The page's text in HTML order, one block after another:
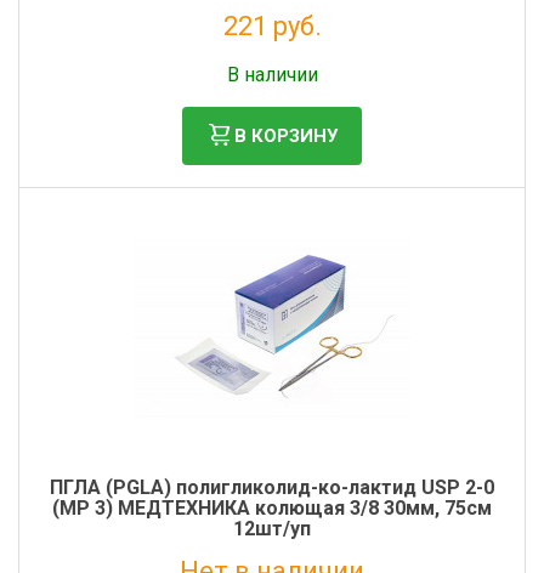
221 руб.
В наличии
В КОРЗИНУ
ПГЛА (PGLA) полигликолид-ко-лактид USP 2-0
(MР 3) МЕДТЕХНИКА колющая 3/8 30мм, 75см
12шт/уп